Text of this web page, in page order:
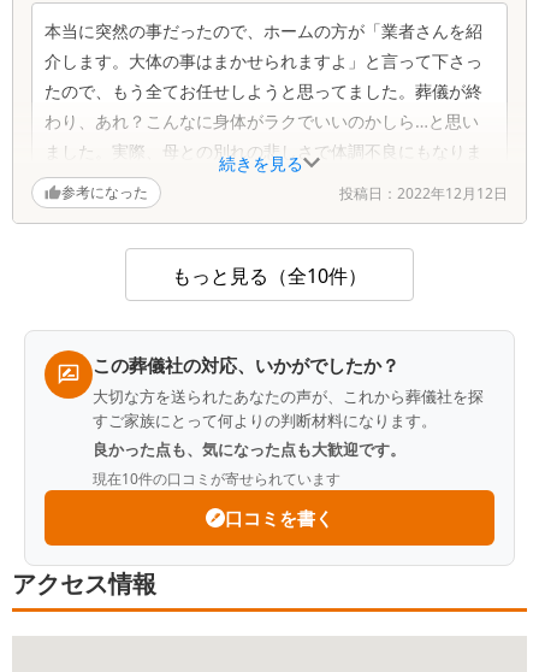
Q.葬儀社をどのように探しましたか？
A.母が急遽亡くなり、急いで葬儀社をインターネ
ットで探していたところ、安心葬儀のHPを見つけま
した。3社紹介してもらい、電話で相談し、見積も
りをとりました。最終的に一番親身になって話を聞
いてくれる葬儀屋さんに決めました。
続きを見る
本当に突然の事だったので、ホームの方が「業者さんを紹
介します。大体の事はまかせられますよ」と言って下さっ
たので、もう全てお任せしようと思ってました。葬儀が終
わり、あれ？こんなに身体がラクでいいのかしら…と思い
ました。実際、母との別れの悲しさで体調不良にもなりま
したが、これに葬儀の煩雑さが加わったら倒れたいのでは
ないでしょうか。又、自宅葬を選ばせていただいたので、
高齢社会で、老老介護の末、葬儀をとり行う方が増える社
会。若い福島さんが大変頼もしくありがたかったです。料
金もリーズナブルで良心的でした。家族に最後まで寄り添
って下さり、本当にありがとうございました。
参考になった 投稿日： 2022年12月12日
もっと見る（全10件）
この葬儀社の対応、いかがでしたか？
大切な方を送られたあなたの声が、これから葬儀社を探
すご家族にとって何よりの判断材料になります。
良かった点も、気になった点も大歓迎です。
現在10件の口コミが寄せられています
口コミを書く
アクセス情報